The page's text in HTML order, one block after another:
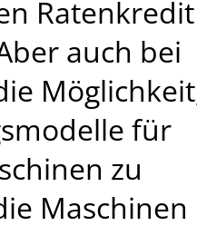
Ratenkredit
auch bei
für
zu
Maschinen